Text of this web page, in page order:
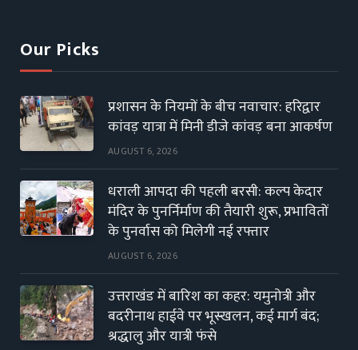
Our Picks
प्रशासन के नियमों के बीच नवाचार: हरिद्वार
कांवड़ यात्रा में मिनी डीजे कांवड़ बना आकर्षण
AUGUST 6, 2026
धराली आपदा की पहली बरसी: कल्प केदार
मंदिर के पुनर्निर्माण की तैयारी शुरू, प्रभावितों
के पुनर्वास को मिलेगी नई रफ्तार
AUGUST 6, 2026
उत्तराखंड में बारिश का कहर: यमुनोत्री और
बदरीनाथ हाईवे पर भूस्खलन, कई मार्ग बंद;
श्रद्धालु और यात्री फंसे